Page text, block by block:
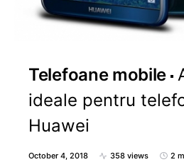
Telefoane mobile
ideale pentru
Huawei
October 4, 2018 358 views 2